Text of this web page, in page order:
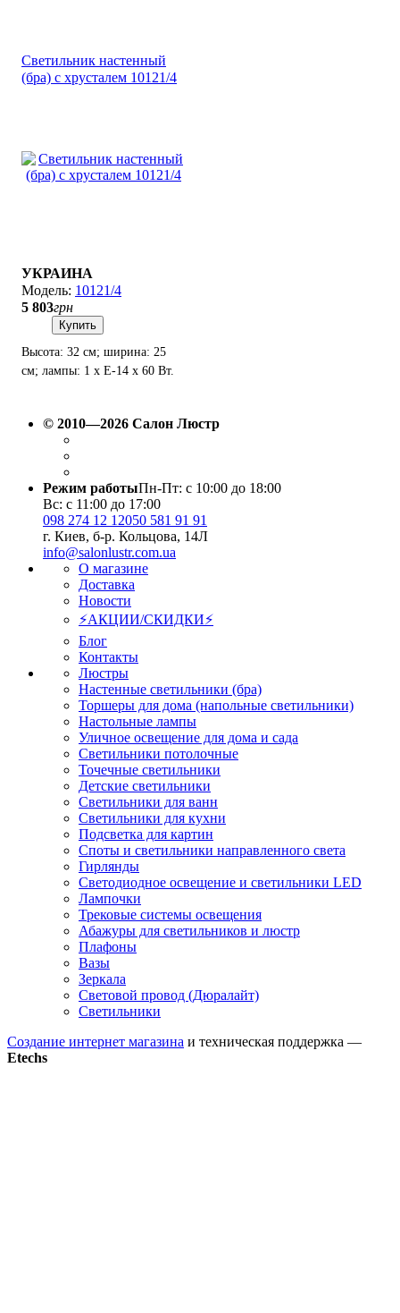
Светильник настенный
(бра) с хрусталем 10121/4
УКРАИНА
10121/4
5 803грн
Купить
Высота: 32 см; ширина: 25
см; лампы: 1 х Е-14 х 60 Вт.
© 2010—2026 Салон Люстр
Режим работыПн-Пт: с 10:00 до 18:00
Вс: с 11:00 до 17:00
098 274 12 12050 581 91 91
г. Киев, б-р. Кольцова, 14Л
info@salonlustr.com.ua
О магазине
Доставка
Новости
⚡АКЦИИ/СКИДКИ⚡
Блог
Контакты
Люстры
Настенные светильники (бра)
Торшеры для дома (напольные светильники)
Настольные лампы
Уличное освещение для дома и сада
Светильники потолочные
Точечные светильники
Детские светильники
Светильники для ванн
Светильники для кухни
Подсветка для картин
Споты и светильники направленного света
Гирлянды
Светодиодное освещение и светильники LED
Лампочки
Трековые системы освещения
Абажуры для светильников и люстр
Плафоны
Вазы
Зеркала
Световой провод (Дюралайт)
Светильники
Создание интернет магазина и техническая поддержка —
Etechs